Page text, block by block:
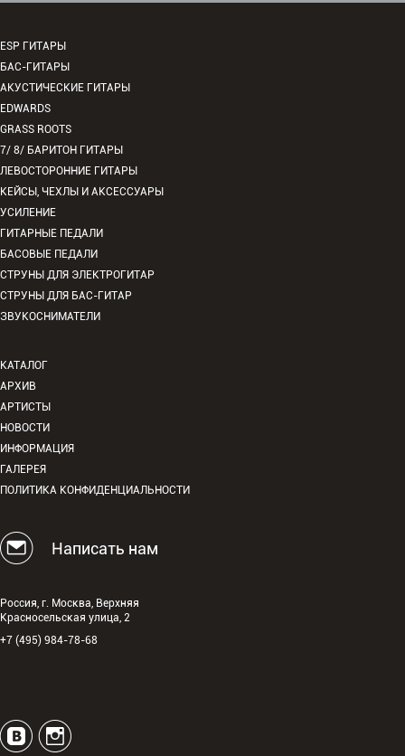
ESP ГИТАРЫ
БАС-ГИТАРЫ
АКУСТИЧЕСКИЕ ГИТАРЫ
EDWARDS
GRASS ROOTS
7/ 8/ БАРИТОН ГИТАРЫ
ЛЕВОСТОРОННИЕ ГИТАРЫ
КЕЙСЫ, ЧЕХЛЫ И АКСЕССУАРЫ
УСИЛЕНИЕ
ГИТАРНЫЕ ПЕДАЛИ
БАСОВЫЕ ПЕДАЛИ
СТРУНЫ ДЛЯ ЭЛЕКТРОГИТАР
СТРУНЫ ДЛЯ БАС-ГИТАР
ЗВУКОСНИМАТЕЛИ
КАТАЛОГ
АРХИВ
АРТИСТЫ
НОВОСТИ
ИНФОРМАЦИЯ
ГАЛЕРЕЯ
ПОЛИТИКА КОНФИДЕНЦИАЛЬНОСТИ
Написать нам
Россия, г. Москва, Верхняя
Красносельская улица, 2
+7 (495) 984-78-68